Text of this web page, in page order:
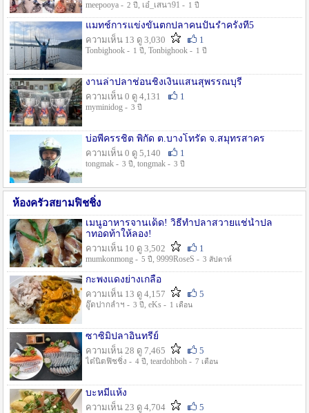
meepooya - 2 ปี , เอ๋_เสนา91 - 1 ปี
แมทช์การแข่งขั้นตกปลาคนปั้นรำครั้งที่5
ความเห็น 13 ดู 3,030
1
Tonbighook - 1 ปี , Tonbighook - 1 ปี
งานล่าปลาช่อนชิงเงินแสนสุพรรณบุรี
ความเห็น 0 ดู 4,131
1
myminidog - 3 ปี
บ่อพี่ครรชิต พิกัด ต.บางโทรัด จ.สมุทรสาคร
ความเห็น 0 ดู 5,140
1
tongmak - 3 ปี , tongmak - 3 ปี
ห้องครัวสยามฟิชชิ่ง
เมนูอาหารจานเด็ด! วิธีทำปลาสวายแช่น้ำปล
าทอดท้าให้ลอง!
ความเห็น 10 ดู 3,502
1
mumkonmong - 5 ปี , 9999RoseS - 3 สัปดาห์
กะพงแดงย่างเกลือ
ความเห็น 13 ดู 4,157
5
อู๊ดปากลำฯ - 3 ปี , eKs - 1 เดือน
ซาซิมิปลาอินทรีย์
ความเห็น 28 ดู 7,465
5
ไต๋นิตฟิชชิ่ง - 4 ปี , teardohboh - 7 เดือน
บะหมี่แห้ง
ความเห็น 23 ดู 4,704
5